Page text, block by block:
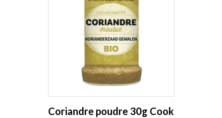
Coriandre poudre 30g Cook